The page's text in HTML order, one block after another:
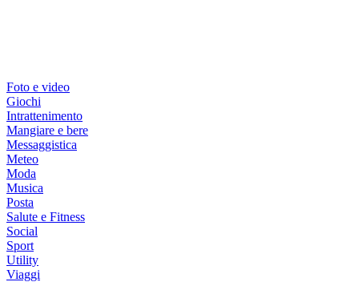
Foto e video
Giochi
Intrattenimento
Mangiare e bere
Messaggistica
Meteo
Moda
Musica
Posta
Salute e Fitness
Social
Sport
Utility
Viaggi